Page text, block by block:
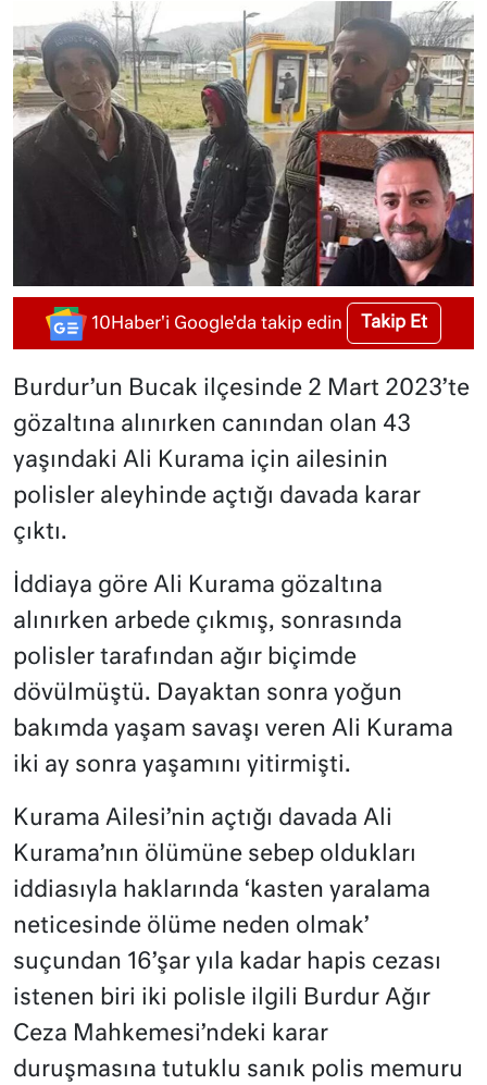
10Haber'i Google'da takip edin Takip Et
Burdur’un Bucak ilçesinde 2 Mart 2023’te
gözaltına alınırken canından olan 43
yaşındaki Ali Kurama için ailesinin
polisler aleyhinde açtığı davada karar
çıktı.
İddiaya göre Ali Kurama gözaltına
alınırken arbede çıkmış, sonrasında
polisler tarafından ağır biçimde
dövülmüştü. Dayaktan sonra yoğun
bakımda yaşam savaşı veren Ali Kurama
iki ay sonra yaşamını yitirmişti.
Kurama Ailesi’nin açtığı davada Ali
Kurama’nın ölümüne sebep oldukları
iddiasıyla haklarında ‘kasten yaralama
neticesinde ölüme neden olmak’
suçundan 16’şar yıla kadar hapis cezası
istenen biri iki polisle ilgili Burdur Ağır
Ceza Mahkemesi’ndeki karar
duruşmasına tutuklu sanık polis memuru